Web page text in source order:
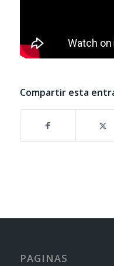
Compartir esta
PAGINAS